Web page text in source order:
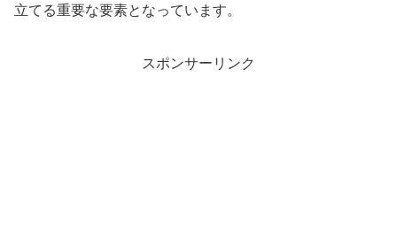
立てる重要な要素となっています。
スポンサーリンク